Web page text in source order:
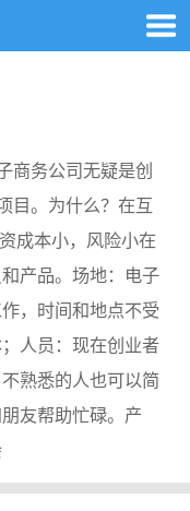
商务公司无疑是创
目。为什么？在互
成本小，风险小在
产品。场地：电子
，时间和地点不受
人员：现在创业者
熟悉的人也可以简
友帮助忙碌。产